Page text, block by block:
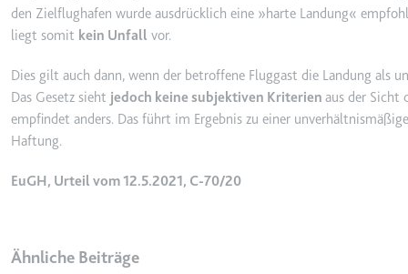
Typ:
HTML
__Secure-
Anbieter:
Wird
den Zielflughafen wurde ausdrücklich eine »harte Landung«
liegt somit kein Unfall vor.
Dies gilt auch dann, wenn der betroffene Fluggast die Landung als
Das Gesetz sieht jedoch keine subjektiven Kriterien aus der Sicht
empfindet anders. Das führt im Ergebnis zu einer
Haftung.
EuGH, Urteil vom 12.5.2021, C-70/20
Ähnliche Beiträge